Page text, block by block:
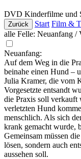
DVD Kinderfilme und
Zurück Start Film &
alle Felle: Neuanfang /
Neuanfang:
Auf dem Weg in die
beinahe einen Hund –
Julia Kramer, die vom
Vorgesetzte entsandt
die Praxis soll verkauft
verletzten Hund
menschlich. Als sich
krank gemacht wurde,
Gemeinsam müssen
lösen, sondern auch
aussehen soll.